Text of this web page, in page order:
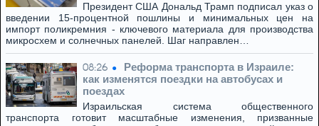
Президент США Дональд Трамп подписал указ о
введении 15-процентной пошлины и минимальных цен на
импорт поликремния - ключевого материала для производства
микросхем и солнечных панелей. Шаг направлен…
08:26
Реформа транспорта в Израиле:
как изменятся поездки на автобусах и
поездах
Израильская система общественного
транспорта готовит масштабные изменения, призванные